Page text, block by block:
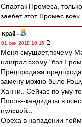
Спартак Промеса,
заебет этот Промес всех.
Край -
01 сен 2018 10:16
Меня смущает,почему
наиграл схему "без
Предпродажа
замену можно было
Ханни.. Сейчас по уму
Попов--кандидаты в
нулевой...
Ореха в нападении